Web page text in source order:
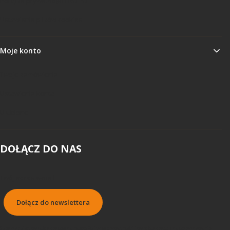
Moje konto
DOŁĄCZ DO NAS
Dołącz do newslettera